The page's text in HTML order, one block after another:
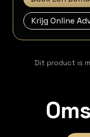
Krijg Online
Dit product is